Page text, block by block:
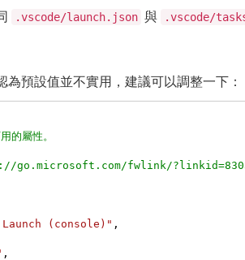
.vscode/launch.json 與 .vscode/
為預設值並不實用，建議可以調整一下：
屬性。
go.microsoft.com/fwlink/
Launch (console)" ,
,